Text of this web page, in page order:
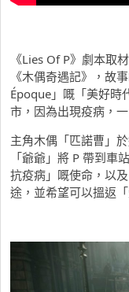
《Lies Of P》劇本取
《木偶奇遇記》，故
Époque」嘅「美好時
市，因為出現疫病，
主角木偶「匹諾曹」
「爺爺」將 P 帶到車
抗疫病」嘅使命，以
途，並希望可以搵返「